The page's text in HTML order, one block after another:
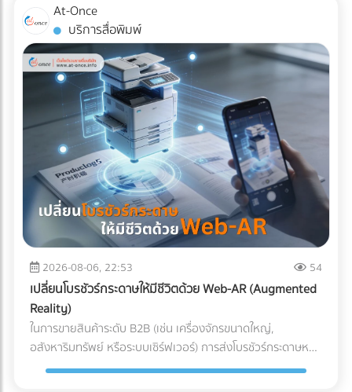
ต้องหยุดทำงานไปด้วย เพื่อความปลอดภัยของช่างไฟที่กำลัง
ซ่อมแซมสายไฟอยู่ด้านนอก ทำให้โรงงานต้องพึ่งพาเครื่องปั่นไฟ
(Generator) ที่ใช้น้ำมันดีเซลซึ่งมีต้นทุนสูงและปล่อยมลพิษอีก
ด้วย แต่ในปี 2026 เทคโนโลยี Industrial ESS (Energy Storage
System) หรือแบตเตอรี่อุตสาหกรรม ได้เข้ามาปฏิวัติวงการ การ
ผสานระบบ Solar Hybrid เข้ากับ ESS กลายเป็นจิ๊กซอว์ชิ้น
สำคัญที่เจ้าของโรงงานกำลังจับตามอง คำถามคือ... การลงทุน
ระบบนี้ "คุ้มทุน" จริงหรือไม่? บทความนี้จะพาคุณไปเจาะลึกทุกมิติ
ครับ "ต้นทุนแฝง" เมื่อเครื่องจักรสะดุด ที่บิลค่าไฟไม่ได้บอกคุณ
ก่อนจะตอบว่าแบตเตอรี่คุ้มไหม เราต้องประเมิน "ความสูญเสีย"
ที่แท้จริงเวลาโรงงานไฟดับกันก่อนครับ ซึ่งมักจะประกอบไปด้วย 3
ประเด็นที่รบกวนใจผู้บริหารหลายคน: วัตถุดิบที่ต้องเททิ้ง
(Wasted Raw Materials): สำหรับโรงงานพลาสติก อาหาร
หรือเคมีภัณฑ์ หากความร้อนตกหรือสายพานหยุดกะทันหัน
วัตถุดิบที่ค้างอยู่ในเครื่องจักรจะเสียหายและกลายเป็นของเสีย
(Defect/Scrap) ทันที เวลาในการรีเซ็ตระบบ (Downtime &
Restart Time): ไฟดับ 15 นาที ไม่ได้แปลว่ากลับมาผลิตต่อได้ใน
นาทีที่ 16 เครื่องจักรขนาดใหญ่ CNC หรือเตาอบ ต้องใช้เวลา
วอร์มอัปและตั้งค่าพารามิเตอร์ใหม่ ซึ่งอาจกินเวลาเป็นชั่วโมง ค่า
ปรับและความเชื่อมั่น (Penalties & Reputation): การสะดุดของ
At-Once
บริการสื่อพิมพ์
2026-08-06, 22:53 54
เปลี่ยนโบรชัวร์กระดาษให้มีชีวิตด้วย Web-AR (Augmented
Reality)
ในการขายสินค้าระดับ B2B (เช่น เครื่องจักรขนาดใหญ่,
อสังหาริมทรัพย์ หรือระบบเซิร์ฟเวอร์) การส่งโบรชัวร์กระดาษหนา
เตอะให้ผู้บริหารอ่าน มักจะจบลงที่ถังขยะ ในยุคที่คู่แข่งต่างนำ